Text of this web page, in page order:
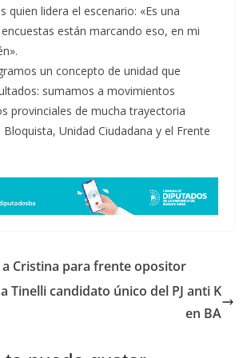
quien lidera el escenario: «Es una
están marcando eso, en mi
un concepto de unidad que
sumamos a movimientos
provinciales de mucha trayectoria
Unidad Ciudadana y el Frente
Cristina para frente opositor
Tinelli candidato único del PJ anti K
en BA